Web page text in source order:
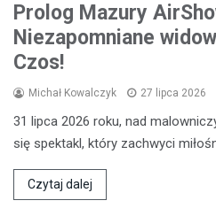
Prolog Mazury
Niezapomniane
Czos!
Michał Kowalczyk 27 lipca 2026
31 lipca 2026 roku, nad
się spektakl, który zachwyci
Czytaj dalej